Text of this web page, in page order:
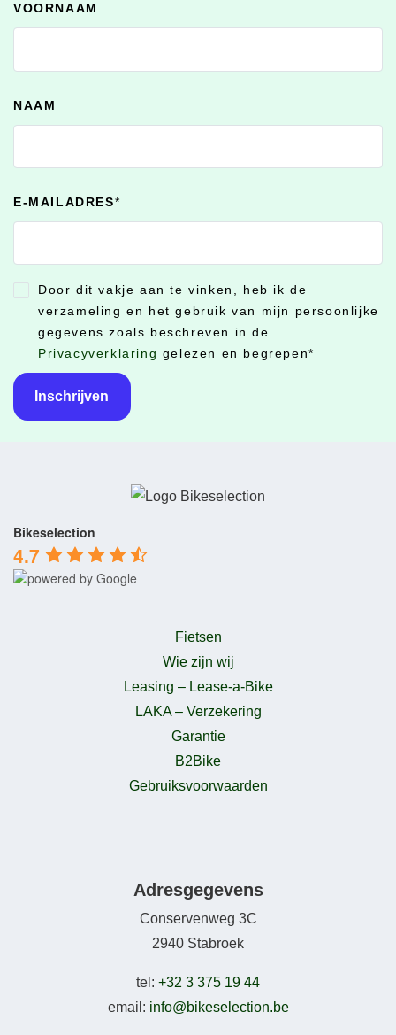
VOORNAAM
NAAM
E-MAILADRES*
CONSENT *
Door dit vakje aan te vinken, heb ik de
verzameling en het gebruik van mijn persoonlijke
gegevens zoals beschreven in de
Privacyverklaring gelezen en begrepen*
Bikeselection
4.7
Fietsen
Wie zijn wij
Leasing – Lease-a-Bike
LAKA – Verzekering
Garantie
B2Bike
Gebruiksvoorwaarden
Adresgegevens
Conservenweg 3C
2940 Stabroek
tel: +32 3 375 19 44
email: info@bikeselection.be